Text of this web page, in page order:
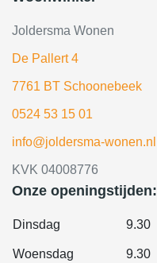
Joldersma Wonen
De Pallert 4
7761 BT Schoonebeek
0524 53 15 01
info@joldersma-wonen.nl
KVK 04008776
Onze openingstijden:
Dinsdag 9.30
Woensdag 9.30